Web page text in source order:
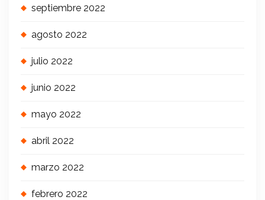
septiembre 2022
agosto 2022
julio 2022
junio 2022
mayo 2022
abril 2022
marzo 2022
febrero 2022